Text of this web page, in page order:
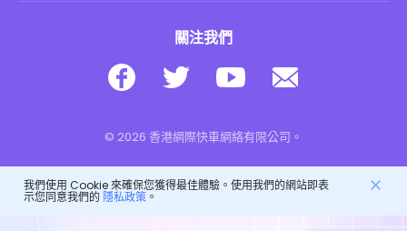
關注我們
© 2026 香港網際快車網絡有限公司。
我們使用 Cookie 來確保您獲得最佳體驗。使用我們的網站即表
示您同意我們的 隱私政策。